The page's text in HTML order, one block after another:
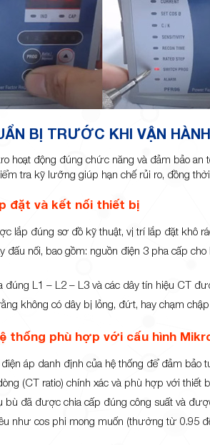
BỊ TRƯỚC KHI VẬN
hoạt động đúng chức năng và đảm bảo
tra kỹ lưỡng giúp hạn chế rủi ro, đồng
đặt và kết nối thiết bị
lắp đúng sơ đồ kỹ thuật, vị trí lắp đặt khô
đấu nối, bao gồm: nguồn điện 3 pha cấp
L1 – L2 – L3 và các dây tín hiệu CT
không có dây bị lỏng, đứt, hay chạm
thống phù hợp với cấu hình
áp danh định của hệ thống để đảm
(CT ratio) chính xác và phù hợp với thiết
bù đã được chia cấp đúng công suất và
như cos phi mong muốn (thường từ 0.95